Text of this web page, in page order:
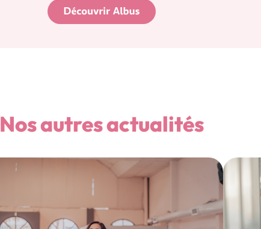
Nos autres actualités